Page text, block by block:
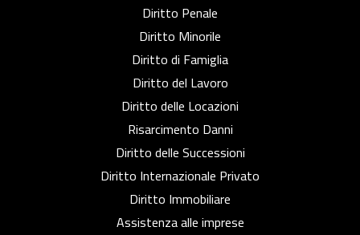
Diritto Penale
Diritto Minorile
Diritto di Famiglia
Diritto del Lavoro
Diritto delle Locazioni
Risarcimento Danni
Diritto delle Successioni
Diritto Internazionale Privato
Diritto Immobiliare
Assistenza alle imprese